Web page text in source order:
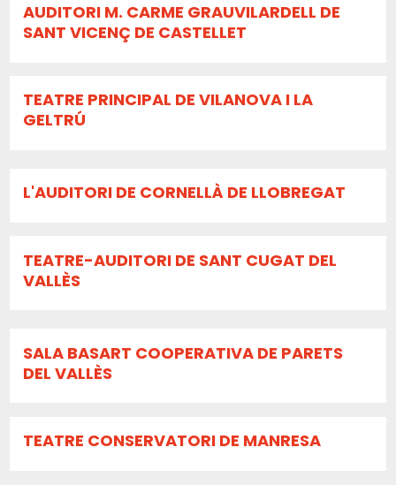
AUDITORI M. CARME GRAUVILARDELL DE
SANT VICENÇ DE CASTELLET
TEATRE PRINCIPAL DE VILANOVA I LA
GELTRÚ
L'AUDITORI DE CORNELLÀ DE LLOBREGAT
TEATRE-AUDITORI DE SANT CUGAT DEL
VALLÈS
SALA BASART COOPERATIVA DE PARETS
DEL VALLÈS
TEATRE CONSERVATORI DE MANRESA